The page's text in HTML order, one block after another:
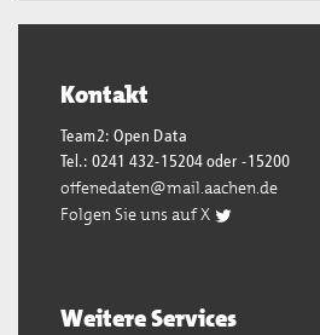
Kontakt
Team2: Open Data
Tel.: 0241 432-15204 oder -15200
offenedaten@mail.aachen.de
Folgen Sie uns auf X
Weitere Services